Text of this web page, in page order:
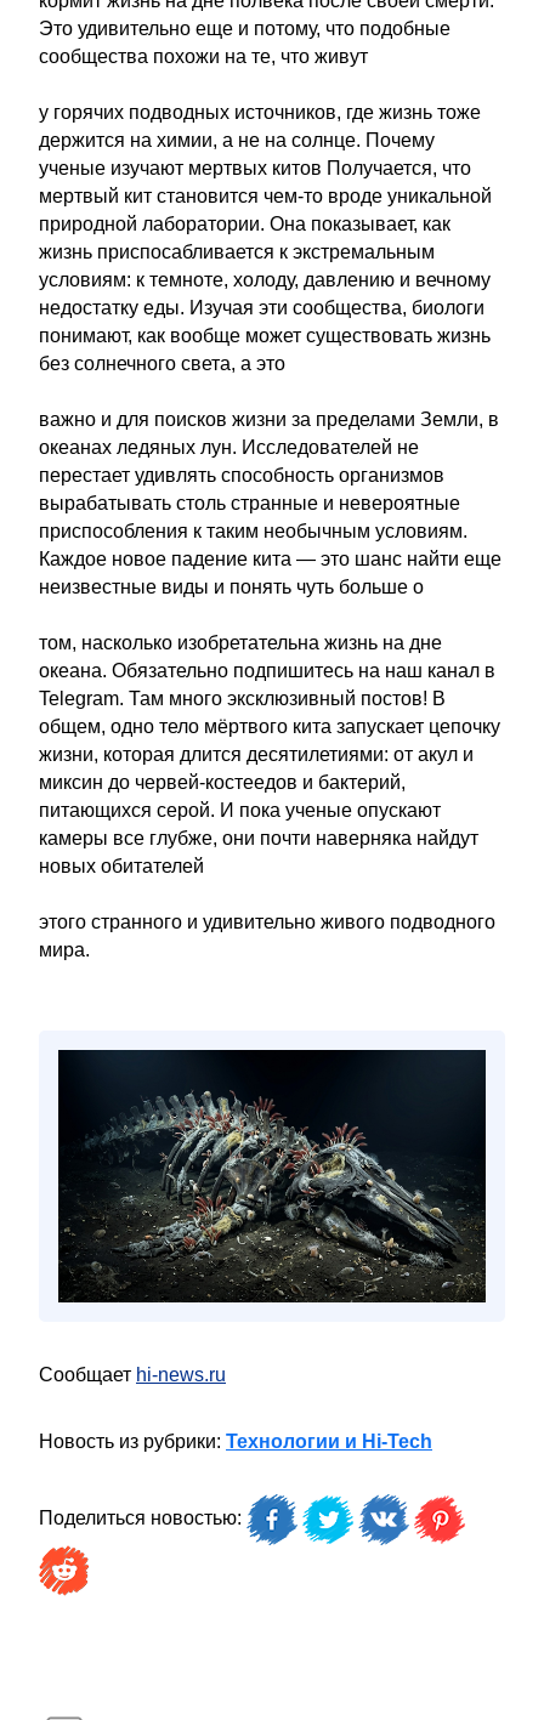
Это удивительно еще и потому, что подобные
сообщества похожи на те, что живут
у горячих подводных источников, где жизнь тоже
держится на химии, а не на солнце. Почему
ученые изучают мертвых китов Получается, что
мертвый кит становится чем-то вроде уникальной
природной лаборатории. Она показывает, как
жизнь приспосабливается к экстремальным
условиям: к темноте, холоду, давлению и вечному
недостатку еды. Изучая эти сообщества, биологи
понимают, как вообще может существовать жизнь
без солнечного света, а это
важно и для поисков жизни за пределами Земли, в
океанах ледяных лун. Исследователей не
перестает удивлять способность организмов
вырабатывать столь странные и невероятные
приспособления к таким необычным условиям.
Каждое новое падение кита — это шанс найти еще
неизвестные виды и понять чуть больше о
том, насколько изобретательна жизнь на дне
океана. Обязательно подпишитесь на наш канал в
Telegram. Там много эксклюзивный постов! В
общем, одно тело мёртвого кита запускает цепочку
жизни, которая длится десятилетиями: от акул и
миксин до червей-костеедов и бактерий,
питающихся серой. И пока ученые опускают
камеры все глубже, они почти наверняка найдут
новых обитателей
этого странного и удивительно живого подводного
мира.
Сообщает hi-news.ru
Новость из рубрики: Технологии и Hi-Tech
Поделиться новостью: